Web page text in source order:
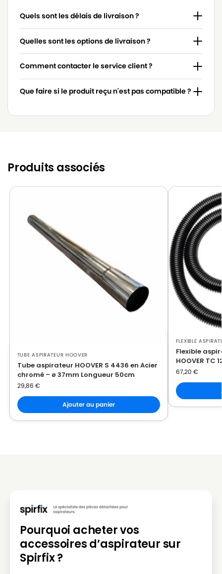
Quels sont les délais de livraison ?
Quelles sont les options de livraison ?
Comment contacter le service client ?
Que faire si le produit reçu n'est pas compatible ?
Produits associés
TUBE ASPIRATEUR HOOVER
Tube aspirateur HOOVER S 4436 en Acier
chromé – ø 37mm Longueur 50cm
29,86 €
Ajouter au panier
FLEXIBLE
Flexible
HOOVER TC
67,20 €
Pourquoi acheter vos
accessoires d’aspirateur sur
Spirfix ?